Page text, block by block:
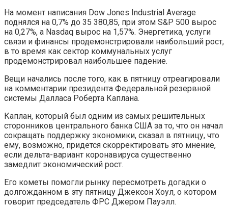
На момент написания Dow Jones Industrial Average
поднялся на 0,7% до 35 380,85, при этом S&P 500 вырос
на 0,27%, а Nasdaq вырос на 1,57%. Энергетика, услуги
связи и финансы продемонстрировали наибольший рост,
в то время как сектор коммунальных услуг
продемонстрировал наибольшее падение.
Вещи начались после того, как в пятницу отреагировали
на комментарии президента Федеральной резервной
системы Далласа Роберта Каплана.
Каплан, который был одним из самых решительных
сторонников центрального банка США за то, что он начал
сокращать поддержку экономики, сказал в пятницу, что
ему, возможно, придется скорректировать это мнение,
если дельта-вариант коронавируса существенно
замедлит экономический рост.
Его кометы помогли рынку пересмотреть догадки о
долгожданном в эту пятницу Джексон Хоул, о котором
говорит председатель ФРС Джером Пауэлл.